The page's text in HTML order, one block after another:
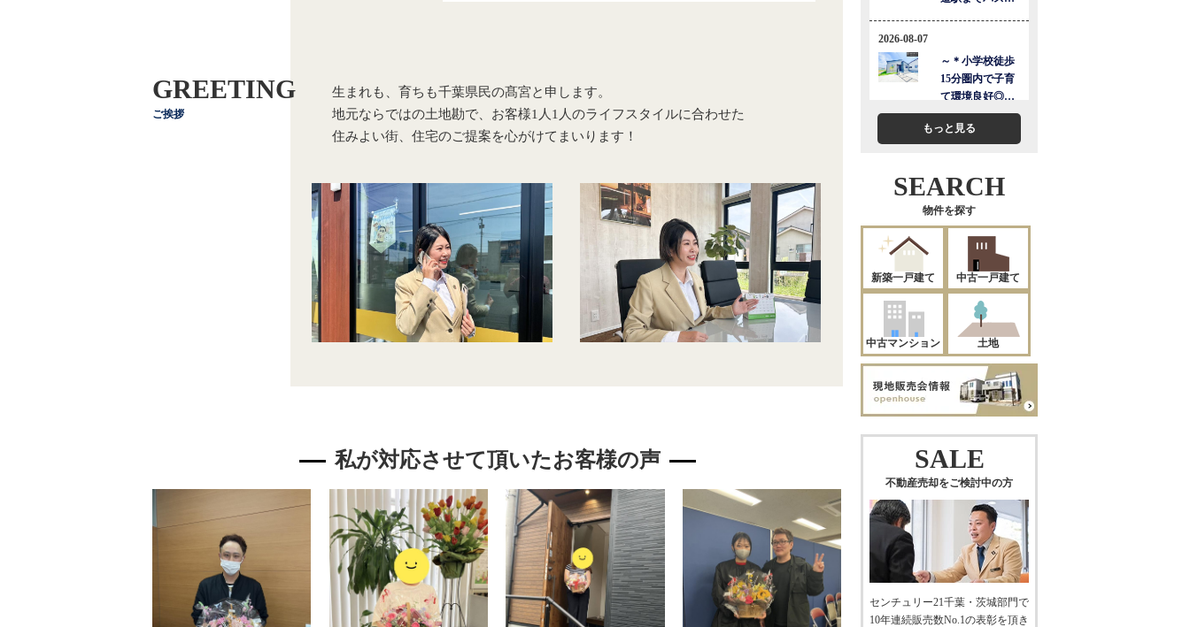
GREETING
ご挨拶
生まれも、育ちも千葉県民の髙宮と申します。
地元ならではの土地勘で、お客様1人1人のライフスタイルに合わせた
住みよい街、住宅のご提案を心がけてまいります！
私が対応させて頂いたお客様の声
もっと見る
SEARCH
物件を探す
新築一戸建て 中古一戸建て
中古マンション 土地
SALE
不動産売却をご検討中の方
センチュリー21千葉・茨城部門で
10年連続販売数No.1の表彰を頂き